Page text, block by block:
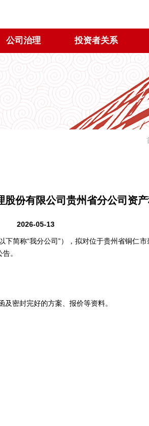
公司治理 投资者关系
份有限公司贵州省分公司资产
2026-05-13
称“我分公司”），拟对位于贵州省铜仁市
。
密封完好的方案、报价等资料。